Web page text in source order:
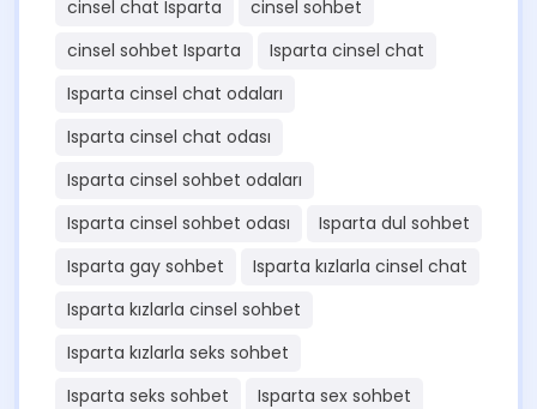
cinsel chat Isparta
cinsel sohbet
cinsel sohbet Isparta
Isparta cinsel chat
Isparta cinsel chat odaları
Isparta cinsel chat odası
Isparta cinsel sohbet odaları
Isparta cinsel sohbet odası
Isparta dul sohbet
Isparta gay sohbet
Isparta kızlarla cinsel chat
Isparta kızlarla cinsel sohbet
Isparta kızlarla seks sohbet
Isparta seks sohbet
Isparta sex sohbet